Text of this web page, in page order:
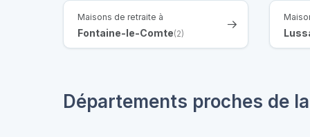
Maisons de retraite à
Fontaine-le-Comte(2)
Départements proches de